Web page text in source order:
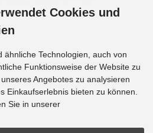
Cookies und
ähnliche Technologien, auch von
Funktionsweise der Website zu
Angebotes zu analysieren
Einkaufserlebnis bieten zu können.
Sie in unserer